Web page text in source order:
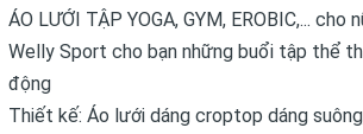
ÁO LƯỚI TẬP YOGA, GYM, EROBIC,...
Welly Sport cho bạn những buổi tập thể
động
Thiết kế: Áo lưới dáng croptop dáng